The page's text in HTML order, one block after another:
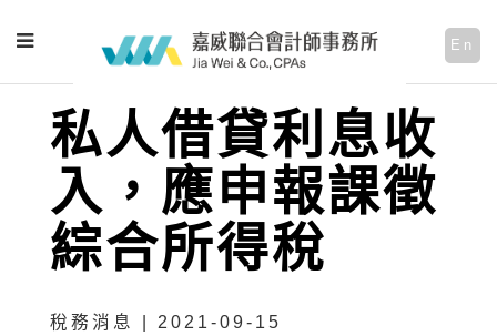
En
私人借貸利息收
入，應申報課徵
綜合所得稅
稅務消息 | 2021-09-15